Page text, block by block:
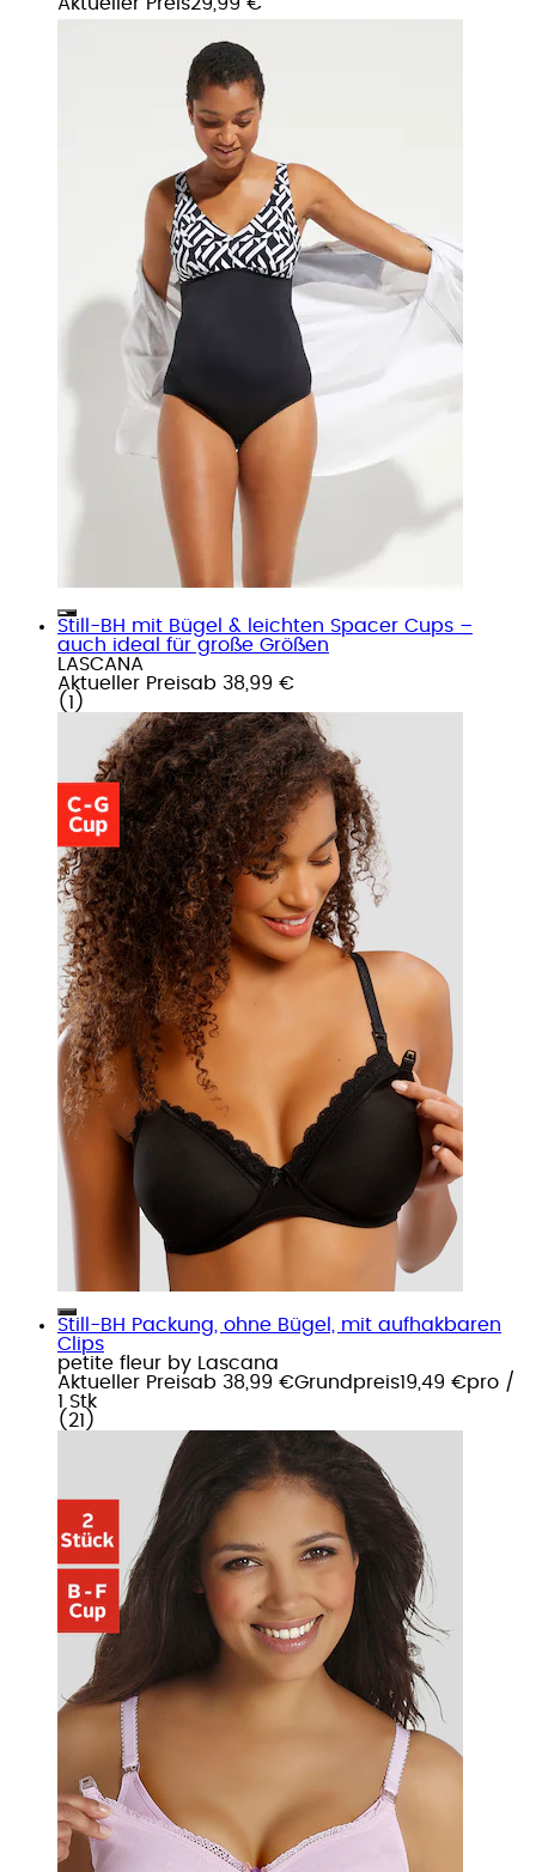
Still-BH mit Bügel & leichten Spacer Cups –
auch ideal für große Größen
LASCANA
Aktueller Preisab 38,99 €
( 1 )
Still-BH Packung, ohne Bügel, mit aufhakbaren
Clips
petite fleur by Lascana
Aktueller Preisab 38,99 €Grundpreis19,49 €pro /
1 Stk
( 21 )